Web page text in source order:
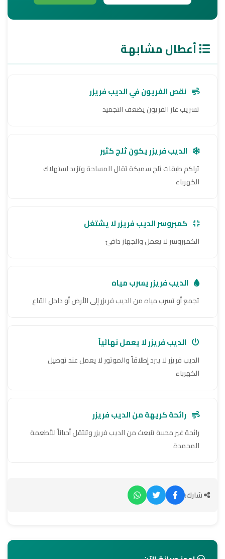
أعطال مشابهة
نقص الفريون في الديب فريزر
تسريب غاز الفريون يضعف التجميد
الديب فريزر يكون ثلج كثير
تراكم طبقات ثلج سميكة تقلل المساحة وتزيد استهلاك
الكهرباء
كمبروسر الديب فريزر لا يشتغل
الكمبروسر لا يعمل والجهاز دافئ
الديب فريزر يسرب مياه
تجمع أو تسرب مياه من الديب فريزر إلى الأرض أو داخل القاع
الديب فريزر لا يعمل نهائياً
الديب فريزر لا يبرد إطلاقاً والموتور لا يعمل عند توصيل
الكهرباء
رائحة كريهة من الديب فريزر
رائحة غير محببة تنبعث من الديب فريزر وتنتقل أحياناً للأطعمة
المجمدة
شارك: